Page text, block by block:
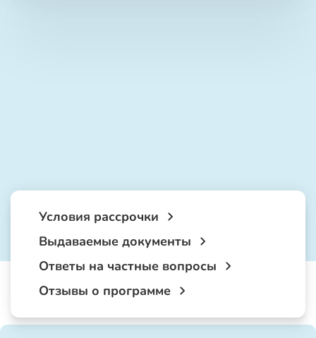
Условия рассрочки
Выдаваемые документы
Ответы на частные вопросы
Отзывы о программе